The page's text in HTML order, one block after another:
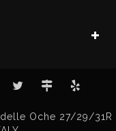
Oche 27/29/31R